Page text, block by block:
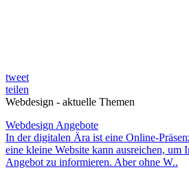
tweet
teilen
Webdesign - aktuelle Themen
Webdesign Angebote
In der digitalen Ära ist eine Online-
eine kleine Website kann ausreichen, um
Angebot zu informieren. Aber ohne W..